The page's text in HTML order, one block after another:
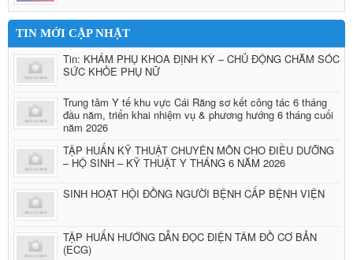
TIN MỚI CẬP NHẬT
Tin: KHÁM PHỤ KHOA ĐỊNH KỲ – CHỦ ĐỘNG CHĂM SÓC
SỨC KHỎE PHỤ NỮ
Trung tâm Y tế khu vực Cái Răng sơ kết công tác 6 tháng
đầu năm, triển khai nhiệm vụ & phương hướng 6 tháng cuối
năm 2026
TẬP HUẤN KỸ THUẬT CHUYÊN MÔN CHO ĐIỀU DƯỠNG
– HỘ SINH – KỸ THUẬT Y THÁNG 6 NĂM 2026
SINH HOẠT HỘI ĐỒNG NGƯỜI BỆNH CẤP BỆNH VIỆN
TẬP HUẤN HƯỚNG DẪN ĐỌC ĐIỆN TÂM ĐỒ CƠ BẢN
(ECG)